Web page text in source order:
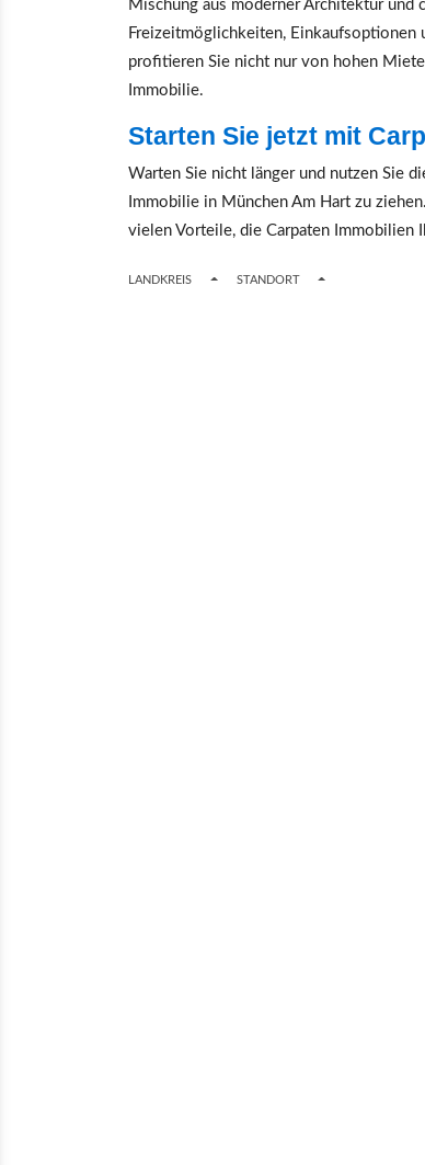
Mischung aus moderner Architektur und
Freizeitmöglichkeiten, Einkaufsoptionen
profitieren Sie nicht nur von hohen
Immobilie.
Starten Sie jetzt mit
Warten Sie nicht länger und nutzen Sie
Immobilie in München Am Hart zu
vielen Vorteile, die Carpaten Immobilien
LANDKREIS TOGGLE DROPDOWN
STANDORT TOGGLE